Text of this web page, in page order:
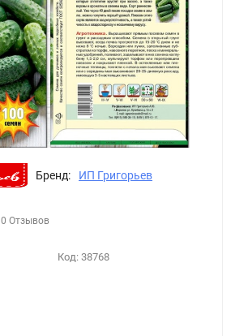
Бренд: ИП Григорьев
0 Отзывов
Код: 38768